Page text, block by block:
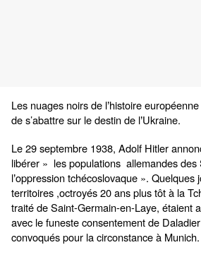
Les nuages noirs de l’histoire
de s’abattre sur le destin de l’Ukraine.
Le 29 septembre 1938, Adolf Hitler
libérer » les populations allemandes des
l’oppression tchécoslovaque ». Quelques
territoires ,octroyés 20 ans plus tôt à la
traité de Saint-Germain-en-Laye, étaient
avec le funeste consentement de
convoqués pour la circonstance à Munich.